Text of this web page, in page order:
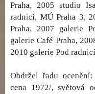
Praha, 2005 studio
radnicí, MÚ Praha 3,
Praha, 2007 galerie
galerie Café Praha,
2010 galerie Pod
Obdržel řadu
cena 1972/, světová